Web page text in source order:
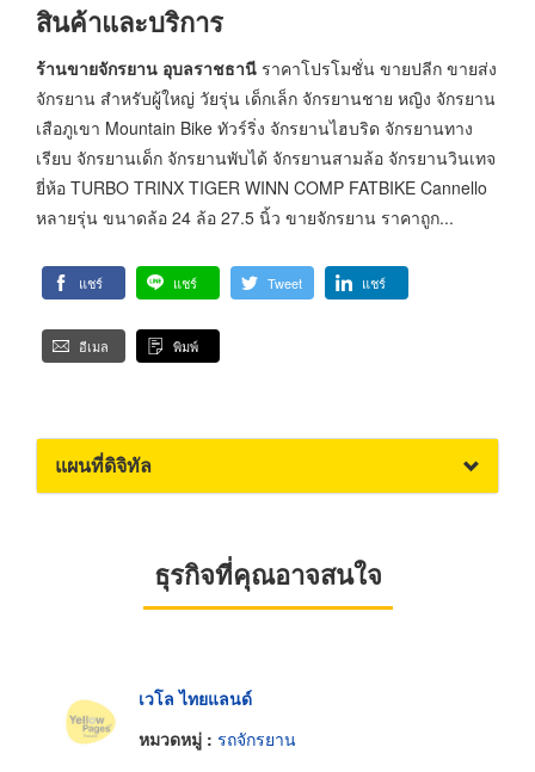
สินค้าและบริการ
ร้านขายจักรยาน อุบลราชธานี ราคาโปรโมชั่น ขายปลีก ขายส่ง
จักรยาน สำหรับผู้ใหญ่ วัยรุ่น เด็กเล็ก จักรยานชาย หญิง จักรยาน
เสือภูเขา Mountain Bike ทัวร์ริ่ง จักรยานไฮบริด จักรยานทาง
เรียบ จักรยานเด็ก จักรยานพับได้ จักรยานสามล้อ จักรยานวินเทจ
ยี่ห้อ TURBO TRINX TIGER WINN COMP FATBIKE Cannello
หลายรุ่น ขนาดล้อ 24 ล้อ 27.5 นิ้ว ขายจักรยาน ราคาถูก...
แชร์ แชร์ Tweet แชร์
อีเมล พิมพ์
แผนที่ดิจิทัล
ธุรกิจที่คุณอาจสนใจ
เวโล ไทยแลนด์
หมวดหมู่ : รถจักรยาน